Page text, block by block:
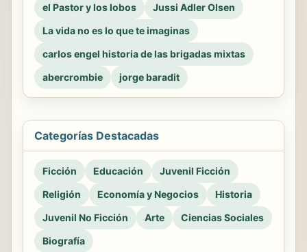
el Pastor y los lobos
Jussi Adler Olsen
La vida no es lo que te imaginas
carlos engel historia de las brigadas mixtas
abercrombie
jorge baradit
Categorías Destacadas
Ficción Educación
Juvenil Ficción
Religión
Economía y Negocios
Historia
Juvenil No Ficción
Arte
Ciencias Sociales
Biografía